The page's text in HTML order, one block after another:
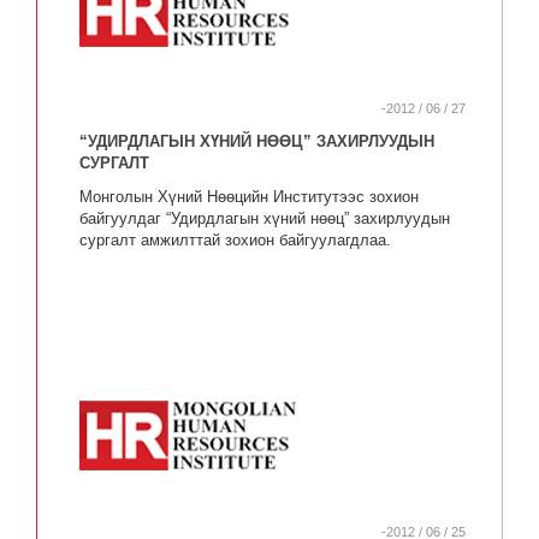
-2012 / 06 / 27
“УДИРДЛАГЫН ХҮНИЙ НӨӨЦ” ЗАХИРЛУУДЫН
СУРГАЛТ
Монголын Хүний Нөөцийн Институтээс зохион
байгуулдаг “Удирдлагын хүний нөөц” захирлуудын
сургалт амжилттай зохион байгуулагдлаа.
-2012 / 06 / 25